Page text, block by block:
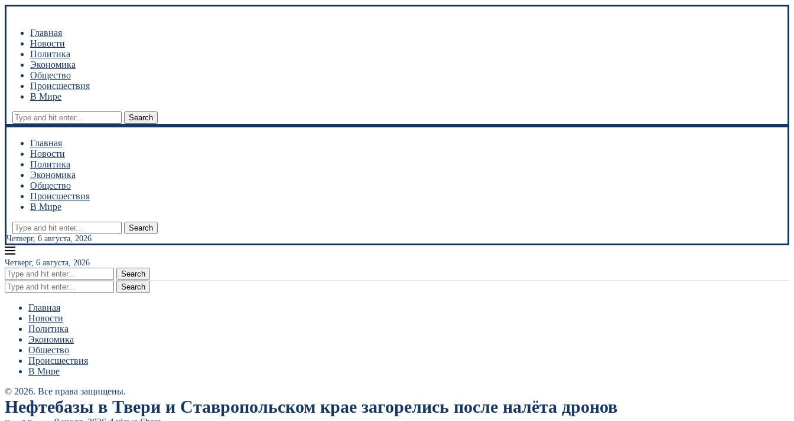
Главная
Новости
Политика
Экономика
Общество
Происшествия
В Мире
Search
Главная
Новости
Политика
Экономика
Общество
Происшествия
В Мире
Search
Четверг, 6 августа, 2026
Четверг, 6 августа, 2026
Search
Search
Главная
Новости
Политика
Экономика
Общество
Происшествия
В Мире
© 2026. Все права защищены.
Нефтебазы в Твери и Ставропольском крае загорелись после налёта дронов